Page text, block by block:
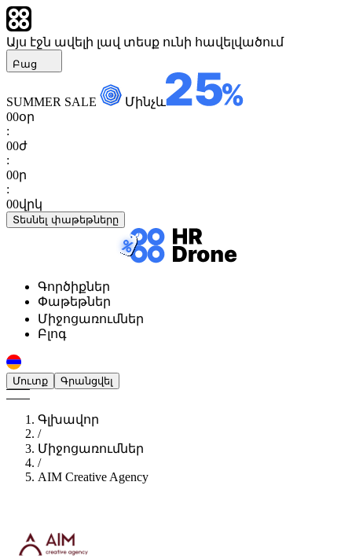
Այս էջն ավելի լավ տեսք ունի հավելվածում
Բաց
SUMMER SALE
Մինչև
00օր
:
00ժ
:
00ր
:
00վրկ
Տեսնել փաթեթները
Գործիքներ
Փաթեթներ
Միջոցառումներ
Բլոգ
Մուտք Գրանցվել
Գլխավոր
/
Միջոցառումներ
/
AIM Creative Agency